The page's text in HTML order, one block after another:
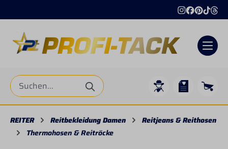
REITER Reitbekleidung Damen
Reitjeans & Reithosen
Thermohosen & Reitröcke